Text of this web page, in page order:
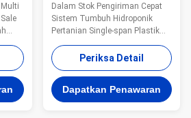
Tumbuh Hidroponik
Dalam Stok Pengiriman Cepat
Sistem Tumbuh Hidroponik
Pertanian Single-span Plastik
Terowongan Strawberry
Greenhouse Dijual Rumah kaca
bentang tunggal banyak
digunakan dalam budidaya
tomat, sayuran, buah-buahan,
dan bunga.Ini dapat
Periksa Detail
Dapatkan Penawaran